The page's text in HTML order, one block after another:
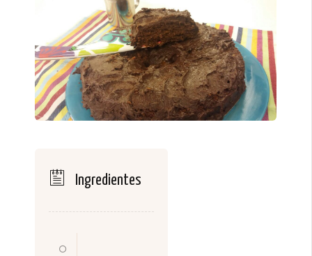
Ingredientes